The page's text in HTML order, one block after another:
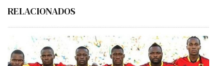
RELACIONADOS